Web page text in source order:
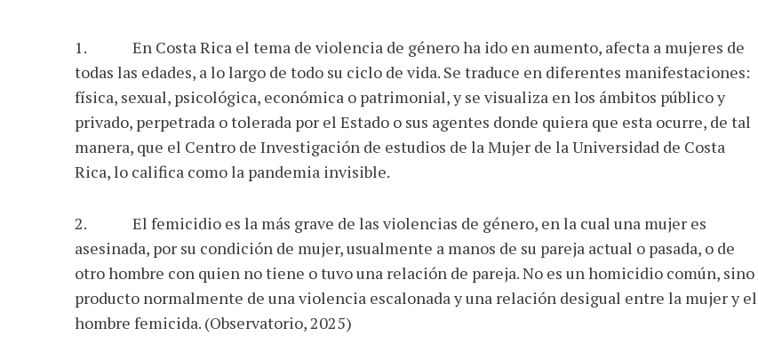
1. En Costa Rica el tema de violencia de género ha ido en aumento, afecta a mujeres de
todas las edades, a lo largo de todo su ciclo de vida. Se traduce en diferentes manifestaciones:
física, sexual, psicológica, económica o patrimonial, y se visualiza en los ámbitos público y
privado, perpetrada o tolerada por el Estado o sus agentes donde quiera que esta ocurre, de tal
manera, que el Centro de Investigación de estudios de la Mujer de la Universidad de Costa
Rica, lo califica como la pandemia invisible.
2. El femicidio es la más grave de las violencias de género, en la cual una mujer es
asesinada, por su condición de mujer, usualmente a manos de su pareja actual o pasada, o de
otro hombre con quien no tiene o tuvo una relación de pareja. No es un homicidio común, sino
producto normalmente de una violencia escalonada y una relación desigual entre la mujer y el
hombre femicida. (Observatorio, 2025)